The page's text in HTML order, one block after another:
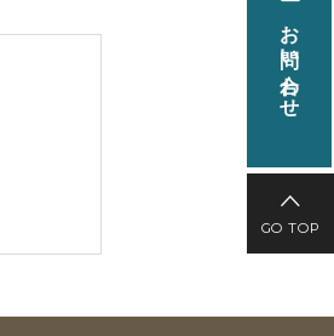
お問い合わせ
GO TOP